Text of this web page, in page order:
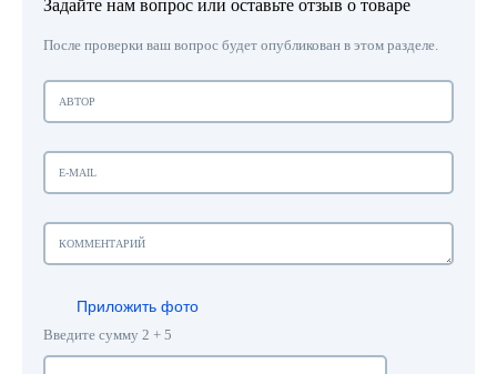
Задайте нам вопрос или оставьте отзыв о товаре
После проверки ваш вопрос будет опубликован в этом разделе.
Приложить фото
Введите сумму 2 + 5